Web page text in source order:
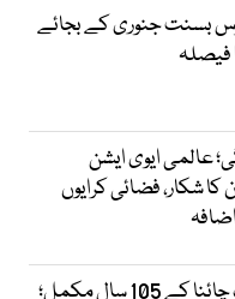
بسنت جنوری کے بجائے
فیصلہ
عالمی ایوی ایشن
شکار، فضائی کرایوں
کمیونسٹ پارٹی آف چائنا کے 105 سال مکمل؛